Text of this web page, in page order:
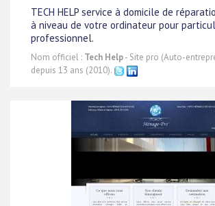
TECH HELP service à domicile de
à niveau de votre ordinateur pour
professionnel.
Nom officiel : Tech Help- Site pro (Auto-
depuis 13 ans (2010).